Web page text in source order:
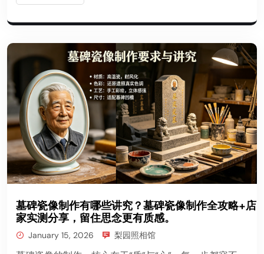
墓碑瓷像制作有哪些讲究？墓碑瓷像制作全攻略+店
家实测分享，留住思念更有质感。
January 15, 2026 梨园照相馆